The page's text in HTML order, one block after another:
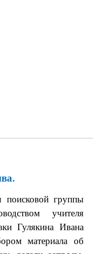
группы
учителя
Гулякина Ивана
материала об